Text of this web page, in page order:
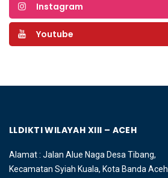
Instagram
Youtube
LLDIKTI WILAYAH XIII – ACEH
Alamat : Jalan Alue Naga Desa Tibang,
Kecamatan Syiah Kuala, Kota Banda Aceh